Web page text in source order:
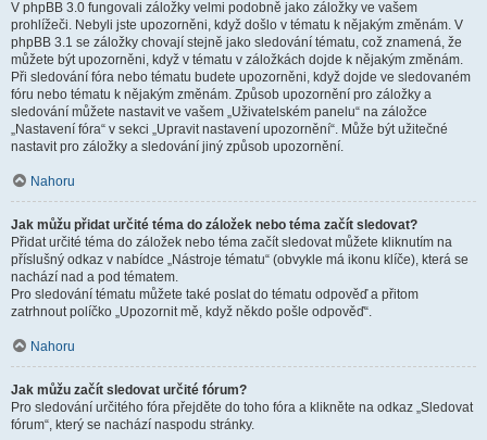
V phpBB 3.0 fungovali záložky velmi podobně jako záložky ve vašem
prohlížeči. Nebyli jste upozorněni, když došlo v tématu k nějakým změnám. V
phpBB 3.1 se záložky chovají stejně jako sledování tématu, což znamená, že
můžete být upozorněni, když v tématu v záložkách dojde k nějakým změnám.
Při sledování fóra nebo tématu budete upozorněni, když dojde ve sledovaném
fóru nebo tématu k nějakým změnám. Způsob upozornění pro záložky a
sledování můžete nastavit ve vašem „Uživatelském panelu“ na záložce
„Nastavení fóra“ v sekci „Upravit nastavení upozornění“. Může být užitečné
nastavit pro záložky a sledování jiný způsob upozornění.
Nahoru
Jak můžu přidat určité téma do záložek nebo téma začít sledovat?
Přidat určité téma do záložek nebo téma začít sledovat můžete kliknutím na
příslušný odkaz v nabídce „Nástroje tématu“ (obvykle má ikonu klíče), která se
nachází nad a pod tématem.
Pro sledování tématu můžete také poslat do tématu odpověď a přitom
zatrhnout políčko „Upozornit mě, když někdo pošle odpověď“.
Nahoru
Jak můžu začít sledovat určité fórum?
Pro sledování určitého fóra přejděte do toho fóra a klikněte na odkaz „Sledovat
fórum“, který se nachází naspodu stránky.